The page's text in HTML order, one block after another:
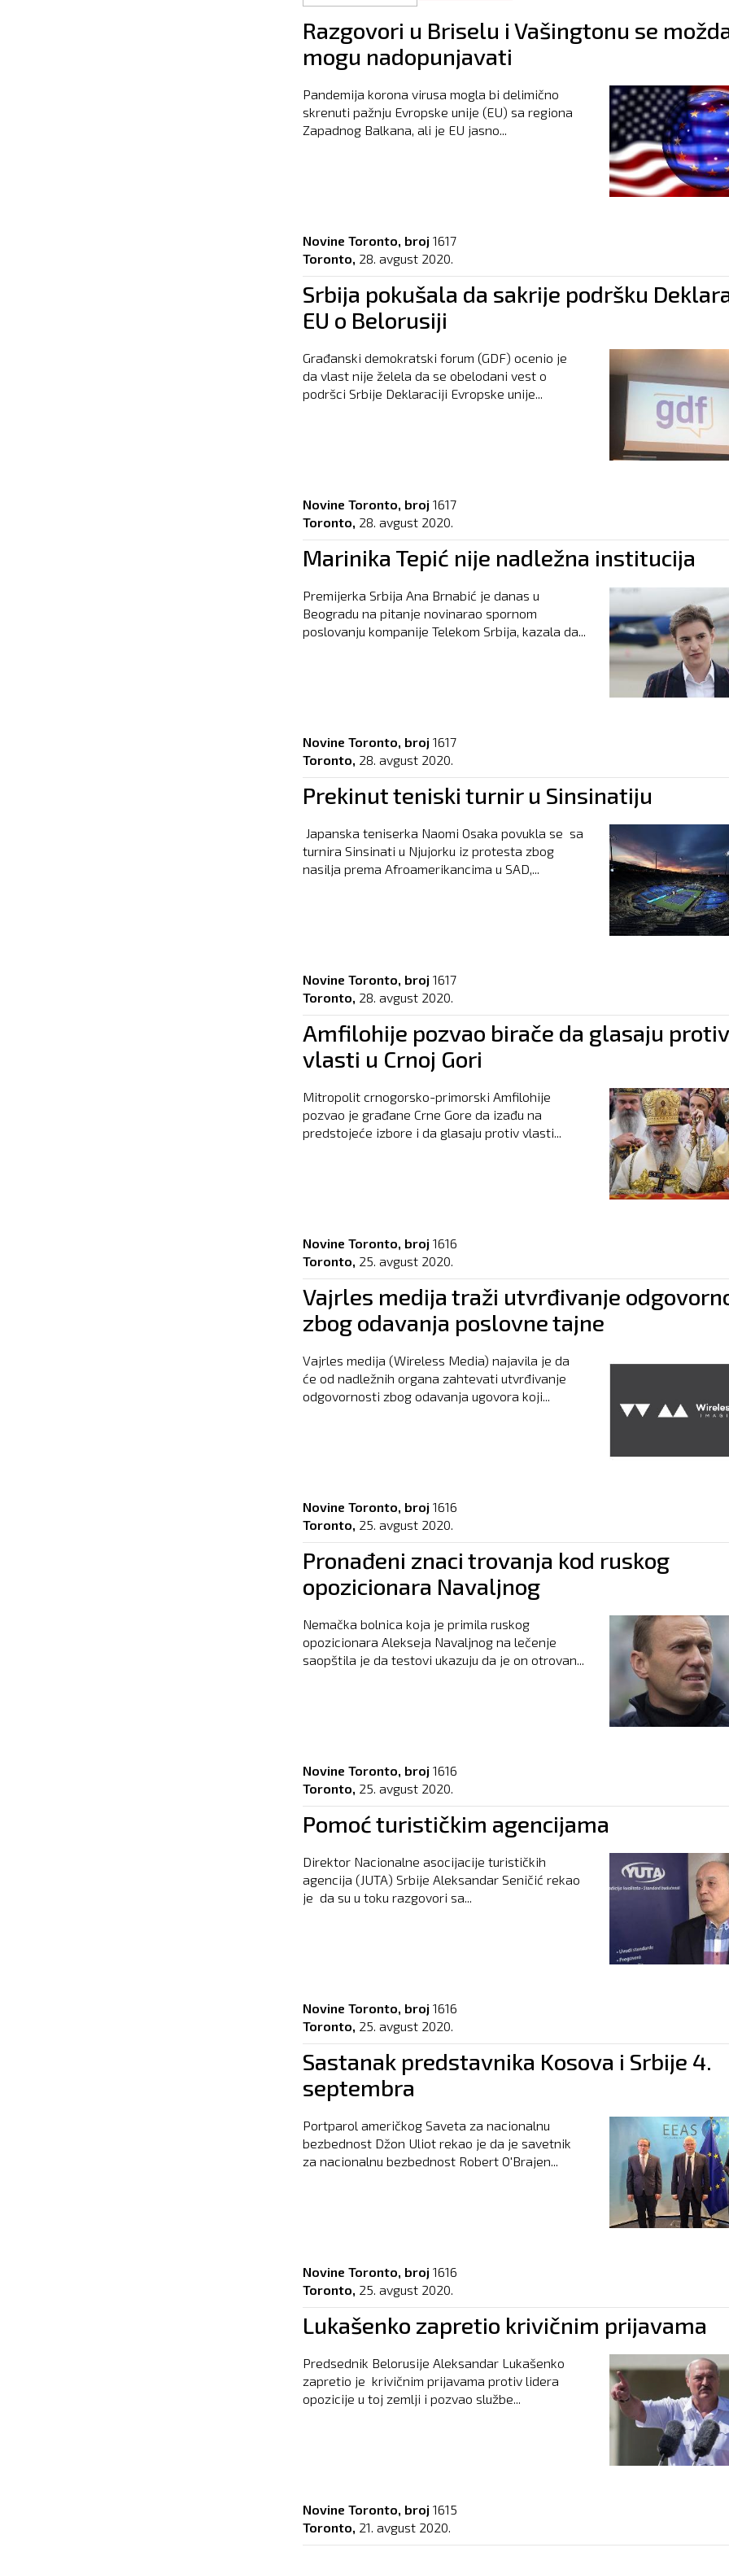
Razgovori u Briselu i Vašingtonu se
mogu nadopunjavati
Pandemija korona virusa mogla bi delimično
skrenuti pažnju Evropske unije (EU) sa regiona
Zapadnog Balkana, ali je EU jasno...
Novine Toronto, broj 1617
Toronto, 28. avgust 2020.
Srbija pokušala da sakrije podršku
EU o Belorusiji
Građanski demokratski forum (GDF) ocenio je
da vlast nije želela da se obelodani vest o
podršci Srbije Deklaraciji Evropske unije...
Novine Toronto, broj 1617
Toronto, 28. avgust 2020.
Marinika Tepić nije nadležna institucija
Premijerka Srbija Ana Brnabić je danas u
Beogradu na pitanje novinarao spornom
poslovanju kompanije Telekom Srbija, kazala da...
Novine Toronto, broj 1617
Toronto, 28. avgust 2020.
Prekinut teniski turnir u Sinsinatiju
Japanska teniserka Naomi Osaka povukla se sa
turnira Sinsinati u Njujorku iz protesta zbog
nasilja prema Afroamerikancima u SAD,...
Novine Toronto, broj 1617
Toronto, 28. avgust 2020.
Amfilohije pozvao birače da glasaju protiv
vlasti u Crnoj Gori
Mitropolit crnogorsko-primorski Amfilohije
pozvao je građane Crne Gore da izađu na
predstojeće izbore i da glasaju protiv vlasti...
Novine Toronto, broj 1616
Toronto, 25. avgust 2020.
Vajrles medija traži utvrđivanje
zbog odavanja poslovne tajne
Vajrles medija (Wireless Media) najavila je da
će od nadležnih organa zahtevati utvrđivanje
odgovornosti zbog odavanja ugovora koji...
Novine Toronto, broj 1616
Toronto, 25. avgust 2020.
Pronađeni znaci trovanja kod ruskog
opozicionara Navaljnog
Nemačka bolnica koja je primila ruskog
opozicionara Alekseja Navaljnog na lečenje
saopštila je da testovi ukazuju da je on otrovan...
Novine Toronto, broj 1616
Toronto, 25. avgust 2020.
Pomoć turističkim agencijama
Direktor Nacionalne asocijacije turističkih
agencija (JUTA) Srbije Aleksandar Seničić rekao
je da su u toku razgovori sa...
Novine Toronto, broj 1616
Toronto, 25. avgust 2020.
Sastanak predstavnika Kosova i Srbije 4.
septembra
Portparol američkog Saveta za nacionalnu
bezbednost Džon Uliot rekao je da je savetnik
za nacionalnu bezbednost Robert O'Brajen...
Novine Toronto, broj 1616
Toronto, 25. avgust 2020.
Lukašenko zapretio krivičnim prijavama
Predsednik Belorusije Aleksandar Lukašenko
zapretio je krivičnim prijavama protiv lidera
opozicije u toj zemlji i pozvao službe...
Novine Toronto, broj 1615
Toronto, 21. avgust 2020.
Pages